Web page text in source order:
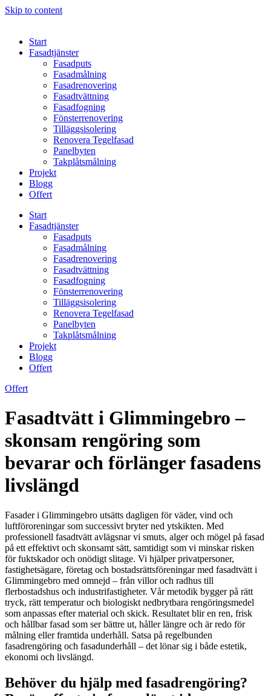
Skip to content
Start
Fasadtjänster
Fasadputs
Fasadmålning
Fasadrenovering
Fasadtvättning
Fasadfogning
Fönsterrenovering
Tilläggsisolering
Renovera Tegelfasad
Panelbyten
Takplåtsmålning
Projekt
Blogg
Offert
Start
Fasadtjänster
Fasadputs
Fasadmålning
Fasadrenovering
Fasadtvättning
Fasadfogning
Fönsterrenovering
Tilläggsisolering
Renovera Tegelfasad
Panelbyten
Takplåtsmålning
Projekt
Blogg
Offert
Offert
Fasadtvätt i Glimmingebro –
skonsam rengöring som
bevarar och förlänger fasadens
livslängd
Fasader i Glimmingebro utsätts dagligen för väder, vind och
luftföroreningar som successivt bryter ned ytskikten. Med
professionell fasadtvätt avlägsnar vi smuts, alger och mögel på fasad
på ett effektivt och skonsamt sätt, samtidigt som vi minskar risken
för fuktskador och onödigt slitage. Vi hjälper privatpersoner,
fastighetsägare, företag och bostadsrättsföreningar med fasadtvätt i
Glimmingebro med omnejd – från villor och radhus till
flerbostadshus och industrifastigheter. Vår metodik bygger på rätt
tryck, rätt temperatur och biologiskt nedbrytbara rengöringsmedel
som anpassas efter material och skick. Resultatet blir en ren, frisk
och hållbar fasad som ser bättre ut, håller längre och är redo för
målning eller framtida underhåll. Satsa på regelbunden
fasadrengöring och fasadunderhåll – det lönar sig i både estetik,
ekonomi och livslängd.
Behöver du hjälp med fasadrengöring?